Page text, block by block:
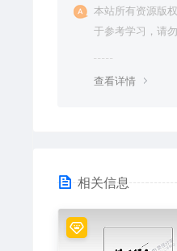
本站所有资源版
于参考学习，请
查看详情
相关信息